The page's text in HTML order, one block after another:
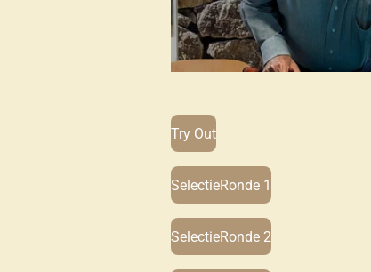
Try Out
SelectieRonde 1
SelectieRonde 2